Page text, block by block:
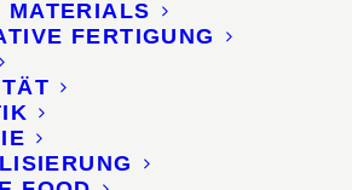
MATERIALS
FERTIGUNG